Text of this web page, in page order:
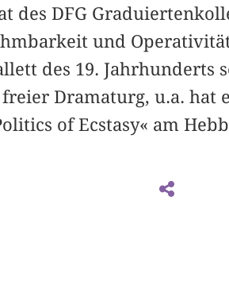
des DFG
und
des 19. Jahrhunderts
Dramaturg, u.a. hat
of Ecstasy« am